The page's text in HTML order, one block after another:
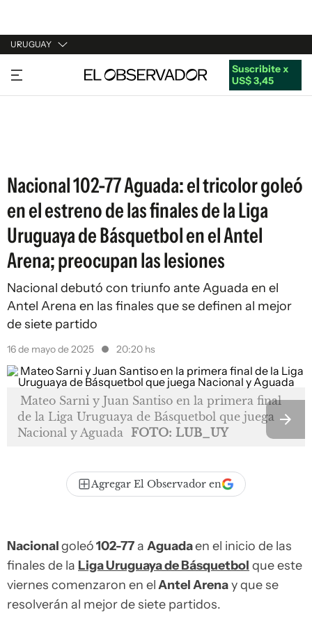
URUGUAY
URUGUAY
ARGENTINA
Suscribite x
US$ 3,45
Nacional 102-77 Aguada: el tricolor goleó
en el estreno de las finales de la Liga
Uruguaya de Básquetbol en el Antel
Arena; preocupan las lesiones
Nacional debutó con triunfo ante Aguada en el
Antel Arena en las finales que se definen al mejor
de siete partido
16 de mayo de 2025 20:20 hs
Mateo Sarni y Juan Santiso en la primera final
de la Liga Uruguaya de Básquetbol que juega
Nacional y Aguada FOTO: LUB_UY
Agregar El Observador en
Nacionalgoleó102-77 a Aguadaen el inicio de las
finales de la Liga Uruguaya de Básquetbol que este
viernes comenzaron en elAntel Arenay que se
resolverán al mejor de siete partidos.